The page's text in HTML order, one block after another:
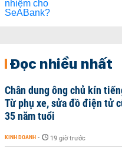
Đọc nhiều nhất
Chân dung ông chủ kín
Từ phụ xe, sửa đồ điện tử
35 năm tuổi
KINH DOANH - 19 giờ trước